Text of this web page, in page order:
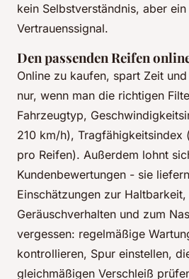
kein Selbstverständnis, aber
Vertrauenssignal.
Den passenden Reifen
Online zu kaufen, spart Zeit
nur, wenn man die richtigen
Fahrzeugtyp,
210 km/h), Tragfähigkeitsindex
pro Reifen). Außerdem lohnt
Kundenbewertungen - sie
Einschätzungen zur Haltbarkeit,
Geräuschverhalten und zum
vergessen: regelmäßige
kontrollieren, Spur einstellen,
gleichmäßigen Verschleiß